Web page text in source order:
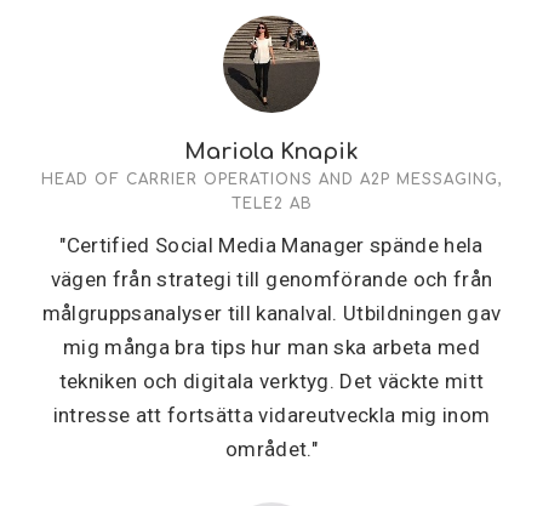
Mariola Knapik
HEAD OF CARRIER OPERATIONS AND A2P MESSAGING,
TELE2 AB
"Certified Social Media Manager spände hela
vägen från strategi till genomförande och från
målgruppsanalyser till kanalval. Utbildningen gav
mig många bra tips hur man ska arbeta med
tekniken och digitala verktyg. Det väckte mitt
intresse att fortsätta vidareutveckla mig inom
området."